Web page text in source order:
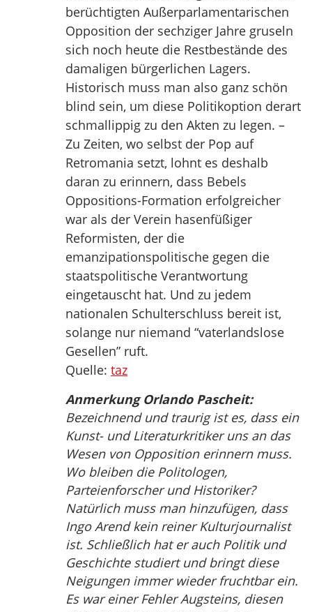
berüchtigten Außerparlamentarischen
Opposition der sechziger Jahre gruseln
sich noch heute die Restbestände des
damaligen bürgerlichen Lagers.
Historisch muss man also ganz schön
blind sein, um diese Politikoption derart
schmallippig zu den Akten zu legen. –
Zu Zeiten, wo selbst der Pop auf
Retromania setzt, lohnt es deshalb
daran zu erinnern, dass Bebels
Oppositions-Formation erfolgreicher
war als der Verein hasenfüßiger
Reformisten, der die
emanzipationspolitische gegen die
staatspolitische Verantwortung
eingetauscht hat. Und zu jedem
nationalen Schulterschluss bereit ist,
solange nur niemand “vaterlandslose
Gesellen” ruft.
Quelle: taz
Anmerkung Orlando Pascheit:
Bezeichnend und traurig ist es, dass ein
Kunst- und Literaturkritiker uns an das
Wesen von Opposition erinnern muss.
Wo bleiben die Politologen,
Parteienforscher und Historiker?
Natürlich muss man hinzufügen, dass
Ingo Arend kein reiner Kulturjournalist
ist. Schließlich hat er auch Politik und
Geschichte studiert und bringt diese
Neigungen immer wieder fruchtbar ein.
Es war einer Fehler Augsteins, diesen